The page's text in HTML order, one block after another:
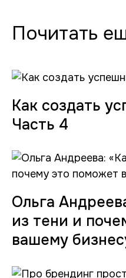
Почитать
Как создать
Часть 4
Ольга
из тени и
вашему